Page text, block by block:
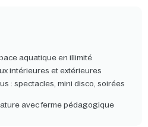
aquatique en illimité
intérieures et extérieures
: spectacles, mini disco, soirées
avec ferme pédagogique